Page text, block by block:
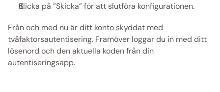
Klicka på ”Skicka” för att slutföra konfigurationen.
Från och med nu är ditt konto skyddat med
tvåfaktorsautentisering. Framöver loggar du in med ditt
lösenord och den aktuella koden från din
autentiseringsapp.